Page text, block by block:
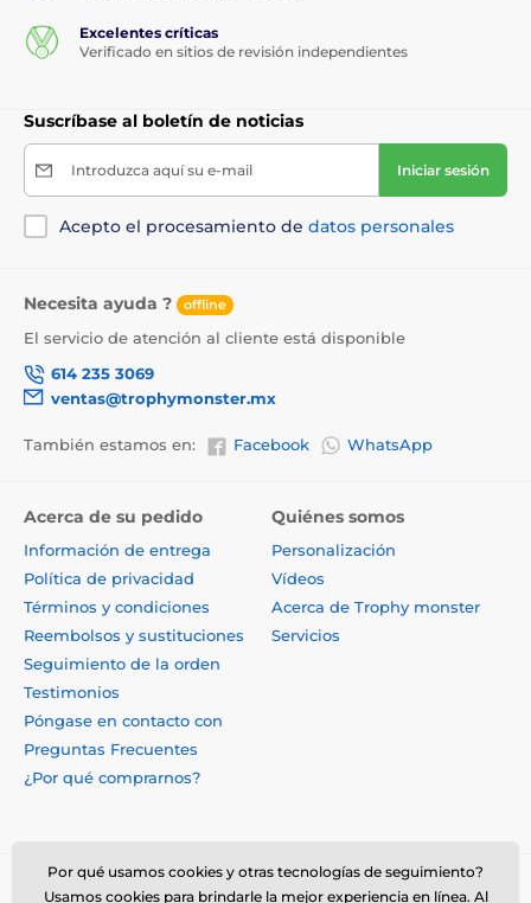
Excelentes críticas
Verificado en sitios de revisión independientes
Suscríbase al boletín de noticias
Introduzca aquí su e-mail Iniciar sesión
Acepto el procesamiento de datos personales
Necesita ayuda ? offline
El servicio de atención al cliente está disponible
614 235 3069
ventas@trophymonster.mx
También estamos en: Facebook WhatsApp
Acerca de su pedido
Información de entrega
Política de privacidad
Términos y condiciones
Reembolsos y sustituciones
Seguimiento de la orden
Testimonios
Póngase en contacto con
Preguntas Frecuentes
¿Por qué comprarnos?
Quiénes somos
Personalización
Vídeos
Acerca de Trophy monster
Servicios
Por qué usamos cookies y otras tecnologías de seguimiento?
Usamos cookies para brindarle la mejor experiencia en línea. Al